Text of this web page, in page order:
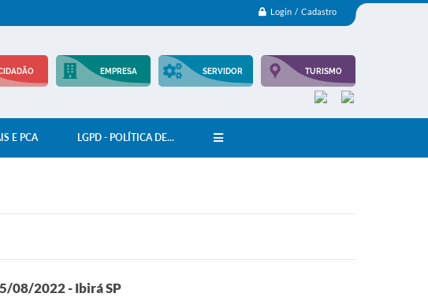
Login / Cadastro
EMPRESA SERVIDOR TURISMO
E PCA LGPD - POLÍTICA DE...
08/2022 - Ibirá SP